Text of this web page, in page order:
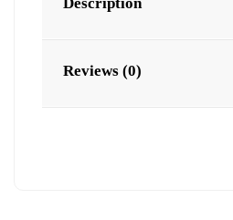
Description
Reviews (0)